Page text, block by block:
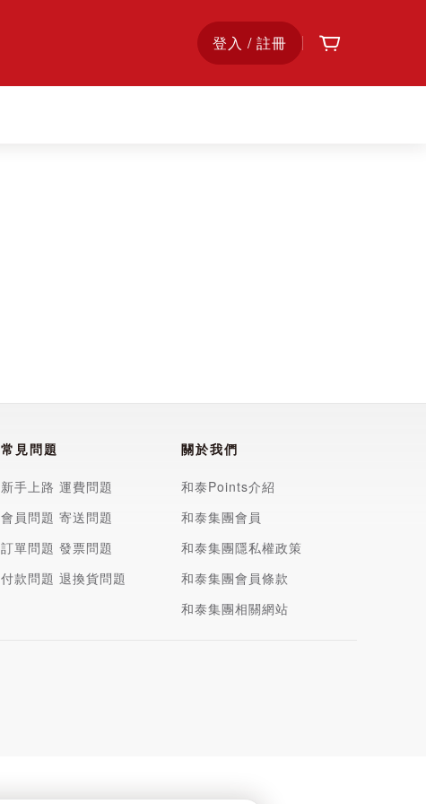
登入 / 註冊
常見問題
新手上路
會員問題
訂單問題
付款問題
運費問題
寄送問題
發票問題
退換貨問題
關於我們
和泰Points介紹
和泰集團會員
和泰集團隱私權政策
和泰集團會員條款
和泰集團相關網站